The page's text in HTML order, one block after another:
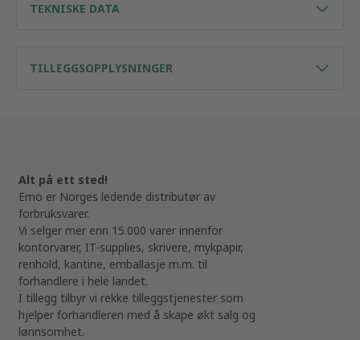
TEKNISKE DATA
TILLEGGSOPPLYSNINGER
Alt på ett sted!
Emo er Norges ledende distributør av
forbruksvarer.
Vi selger mer enn 15.000 varer innenfor
kontorvarer, IT-supplies, skrivere, mykpapir,
renhold, kantine, emballasje m.m. til
forhandlere i hele landet.
I tillegg tilbyr vi rekke tilleggstjenester som
hjelper forhandleren med å skape økt salg og
lønnsomhet.